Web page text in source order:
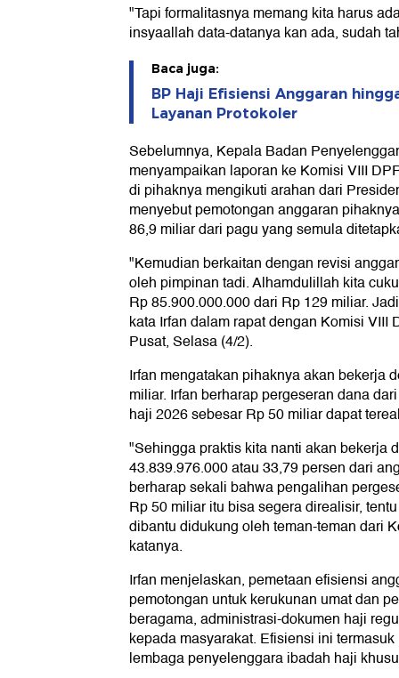
"Tapi formalitasnya memang kita harus
insyaallah data-datanya kan ada, sudah
Baca juga:
BP Haji Efisiensi Anggaran
Layanan Protokoler
Sebelumnya, Kepala Badan
menyampaikan laporan ke Komisi VIII
di pihaknya mengikuti arahan dari
menyebut pemotongan anggaran
86,9 miliar dari pagu yang semula
"Kemudian berkaitan dengan revisi
oleh pimpinan tadi. Alhamdulillah kita
Rp 85.900.000.000 dari Rp 129 miliar.
kata Irfan dalam rapat dengan Komisi VIII
Pusat, Selasa (4/2).
Irfan mengatakan pihaknya akan bekerja
miliar. Irfan berharap pergeseran dana
haji 2026 sebesar Rp 50 miliar dapat
"Sehingga praktis kita nanti akan bekerja
43.839.976.000 atau 33,79 persen dari
berharap sekali bahwa pengalihan
Rp 50 miliar itu bisa segera direalisir,
dibantu didukung oleh teman-teman dari
katanya.
Irfan menjelaskan, pemetaan efisiensi
pemotongan untuk kerukunan umat dan
beragama, administrasi-dokumen haji
kepada masyarakat. Efisiensi ini
lembaga penyelenggara ibadah haji